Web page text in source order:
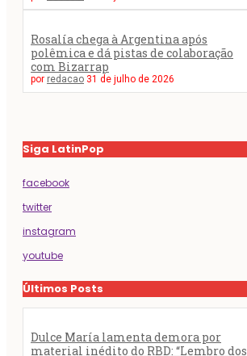
Rosalía chega à Argentina após
polêmica e dá pistas de colaboração
com Bizarrap
por redacao 31 de julho de 2026
Siga LatinPop
facebook
twitter
instagram
youtube
Últimos Posts
Dulce María lamenta demora por
material inédito do RBD: “Lembro dos